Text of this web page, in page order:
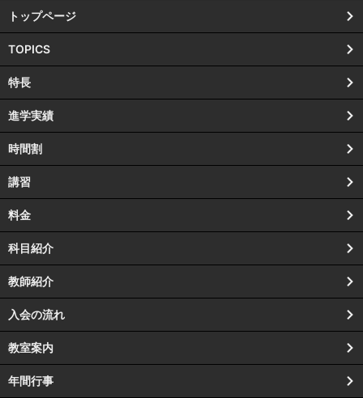
トップページ
TOPICS
特長
進学実績
時間割
講習
料金
科目紹介
教師紹介
入会の流れ
教室案内
年間行事